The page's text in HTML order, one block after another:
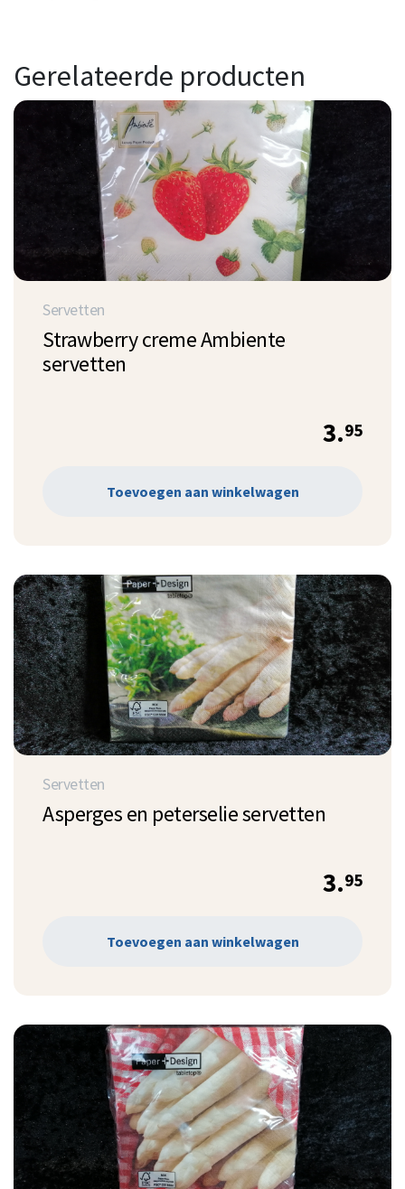
Gerelateerde producten
Servetten
Strawberry creme Ambiente
servetten
3.95
Toevoegen aan winkelwagen
Servetten
Asperges en peterselie servetten
3.95
Toevoegen aan winkelwagen